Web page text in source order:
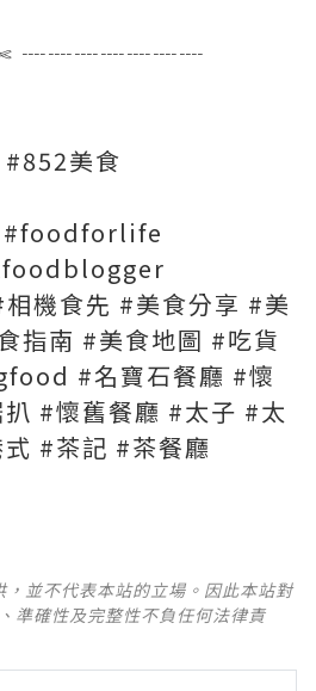
┈┈┈┈┈┈┈
美食
機食先 #美食分享 #美
指南 #美食地圖 #吃貨
#名寶石餐廳 #懷
#懷舊餐廳 #太子 #太
#茶記 #茶餐廳
並不代表本站的立場。因此本站對
準確性及完整性不負任何法律責